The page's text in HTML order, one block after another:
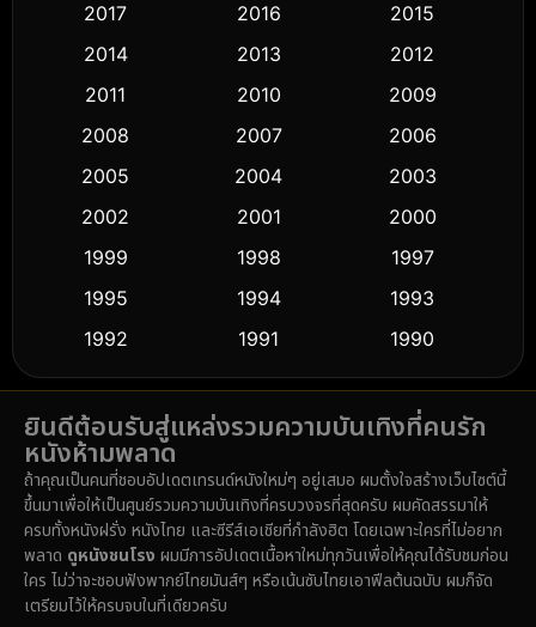
Comedy ตลก (433)
Crime อาชญากรรม (511)
Cult Film
Dance เต้น (10)
Detective สืบสวน (58)
Disaster
Disney+ (5)
Documentary สารคดี (91)
2017
2016
2015
2014
2013
2012
2011
2010
2009
2008
2007
2006
2005
2004
2003
2002
2001
2000
1999
1998
1997
1995
1994
1993
1992
1991
1990
1989
1988
1986
1985
1983
1982
1981
1971
1962 1953
ยินดีต้อนรับสู่แหล่งรวมความบันเทิงที่คนรัก
หนังห้ามพลาด
ถ้าคุณเป็นคนที่ชอบอัปเดตเทรนด์หนังใหม่ๆ อยู่เสมอ ผมตั้งใจสร้างเว็บไซต์นี้
ขึ้นมาเพื่อให้เป็นศูนย์รวมความบันเทิงที่ครบวงจรที่สุดครับ ผมคัดสรรมาให้
ครบทั้งหนังฝรั่ง หนังไทย และซีรีส์เอเชียที่กำลังฮิต โดยเฉพาะใครที่ไม่อยาก
พลาด ดูหนังชนโรง ผมมีการอัปเดตเนื้อหาใหม่ทุกวันเพื่อให้คุณได้รับชมก่อน
ใคร ไม่ว่าจะชอบฟังพากย์ไทยมันส์ๆ หรือเน้นซับไทยเอาฟีลต้นฉบับ ผมก็จัด
เตรียมไว้ให้ครบจบในที่เดียวครับ